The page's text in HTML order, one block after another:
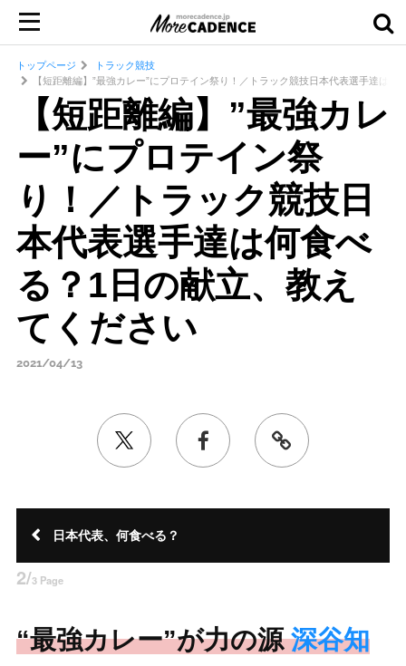
トップページ
トラック競技
【短距離編】”最強カレー”にプロテイン祭り！／トラック競技日本代表選手達は
【短距離編】”最強カレ
ー”にプロテイン祭
り！／トラック競技日
本代表選手達は何食べ
る？1日の献立、教え
てください
2021/04/13
日本代表、何食べる？
2/3 Page
“最強カレー”が力の源深谷知